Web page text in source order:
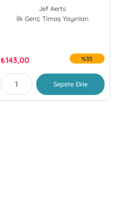
Jef Aerts
İlk Genç Timaş Yayınları
₺143,00 %35
Sepete Ekle